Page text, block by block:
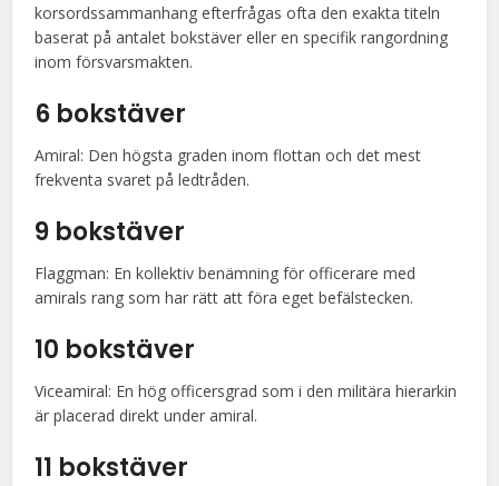
korsordssammanhang efterfrågas ofta den exakta titeln
baserat på antalet bokstäver eller en specifik rangordning
inom försvarsmakten.
6 bokstäver
Amiral: Den högsta graden inom flottan och det mest
frekventa svaret på ledtråden.
9 bokstäver
Flaggman: En kollektiv benämning för officerare med
amirals rang som har rätt att föra eget befälstecken.
10 bokstäver
Viceamiral: En hög officersgrad som i den militära hierarkin
är placerad direkt under amiral.
11 bokstäver